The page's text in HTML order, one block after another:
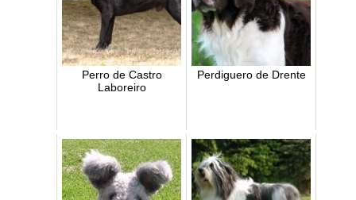
Perro de Castro
Laboreiro
Perdiguero de Drente